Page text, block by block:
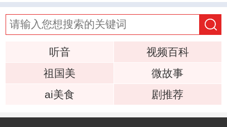
听音
视频百科
祖国美
微故事
ai美食
剧推荐